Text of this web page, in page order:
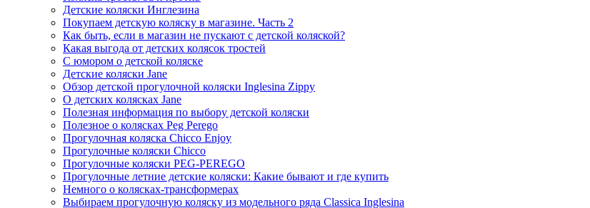
Детские коляски Инглезина
Покупаем детскую коляску в магазине. Часть 2
Как быть, если в магазин не пускают с детской коляской?
Какая выгода от детских колясок тростей
С юмором о детской коляске
Детские коляски Jane
Обзор детской прогулочной коляски Inglesina Zippy
О детских колясках Jane
Полезная информация по выбору детской коляски
Полезное о колясках Peg Perego
Прогулочная коляска Chicco Enjoy
Прогулочные коляски Chicco
Прогулочные коляски PEG-PEREGO
Прогулочные летние детские коляски: Какие бывают и где купить
Немного о колясках-трансформерах
Выбираем прогулочную коляску из модельного ряда Classica Inglesina